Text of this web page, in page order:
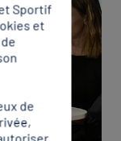
Sportif
et
de